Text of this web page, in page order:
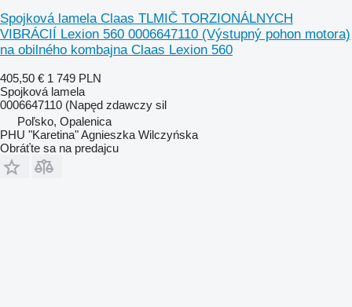
Spojková lamela Claas TLMIČ TORZIONÁLNYCH
VIBRÁCIÍ Lexion 560 0006647110 (Výstupný pohon motora)
na obilného kombajna Claas Lexion 560
405,50 € 1 749 PLN
Spojková lamela
0006647110 (Napęd zdawczy sil
Poľsko, Opalenica
PHU "Karetina" Agnieszka Wilczyńska
Obráťte sa na predajcu